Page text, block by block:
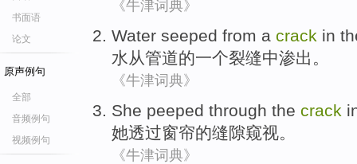
书面语
论文
原声例句
全部
音频例句
视频例句
《牛津词典》
Water seeped from a crack in
水从管道的一个裂缝中渗出 。
《牛津词典》
She peeped through the crack
她透过窗帘的缝隙窥视。
《牛津词典》